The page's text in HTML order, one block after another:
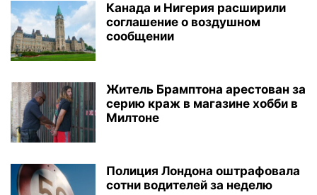
Канада и Нигерия расширили
соглашение о воздушном
сообщении
Житель Брамптона арестован за
серию краж в магазине хобби в
Милтоне
Полиция Лондона оштрафовала
сотни водителей за неделю